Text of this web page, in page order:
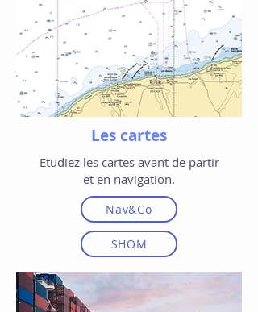
Les cartes
Etudiez les cartes avant de partir
et en navigation.
Nav&Co
SHOM